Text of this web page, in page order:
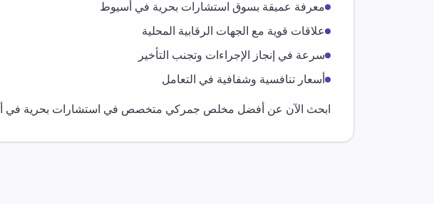
معرفة عميقة بسوق استشارات بحرية في أسيوط
علاقات قوية مع الجهات الرقابية المحلية
سرعة في إنجاز الإجراءات وتجنب التأخير
أسعار تنافسية وشفافية في التعامل
ابحث الآن عن أفضل مخلص جمركي متخصص في استشارات بحرية في